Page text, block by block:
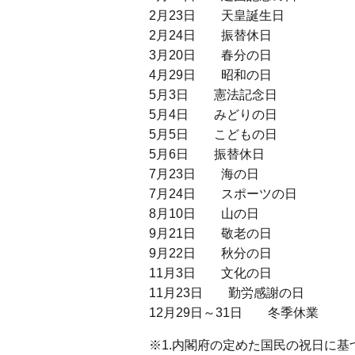
2月23日 天皇誕生日
2月24日 振替休日
3月20日 春分の日
4月29日 昭和の日
5月3日 憲法記念日
5月4日 みどりの日
5月5日 こどもの日
5月6日 振替休日
7月23日 海の日
7月24日 スポーツの日
8月10日 山の日
9月21日 敬老の日
9月22日 秋分の日
11月3日 文化の日
11月23日 勤労感謝の日
12月29日～31日 冬季休業
※1.内閣府の定めた国民の祝日に基